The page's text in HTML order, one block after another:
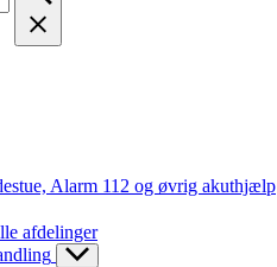
Alarm 112 og øvrig akuthjælp
afdelinger